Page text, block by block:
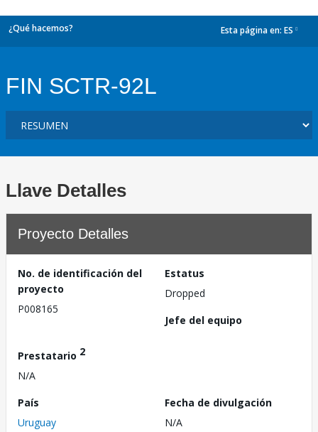
¿Qué hacemos? Esta página en: ES
FIN SCTR-92L
Llave Detalles
Proyecto Detalles
No. de identificación del
proyecto
P008165
Estatus
Dropped
Jefe del equipo
Prestatario 2
N/A
País
Uruguay
Fecha de divulgación
N/A